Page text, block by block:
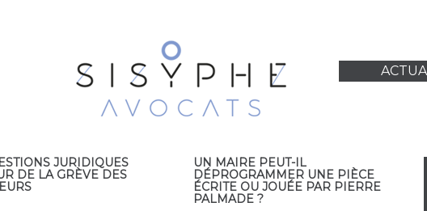
JURIDIQUES
DE LA GRÈVE DES
UN MAIRE PEUT-IL
DÉPROGRAMMER UNE PIÈCE
ÉCRITE OU JOUÉE PAR PIERRE
PALMADE ?